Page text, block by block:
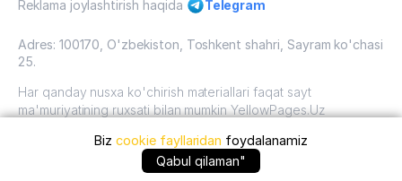
+99871 ... qo'ng'iroq qilish
Reklama joylashtirish haqida
Telegram
Adres: 100170, O'zbekiston, Toshkent shahri, Sayram ko'chasi
25.
Har qanday nusxa ko'chirish materiallari faqat sayt
ma'muriyatining ruxsati bilan mumkin YellowPages.Uz
O'zbekiston, 2009 - 2026 / O'zbekiston "sariq
sahifalar"mualliflik huquqi. Barcha huquqlar himoyalangan.
Bizcookie fayllaridan foydalanamiz
Qabul qilaman"